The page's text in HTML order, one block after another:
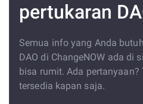
pertukaran
Semua info yang Anda
DAO di ChangeNOW ada di
bisa rumit. Ada
tersedia kapan saja.